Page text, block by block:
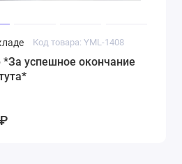
Код товара: YML-1408
*За успешное окончание